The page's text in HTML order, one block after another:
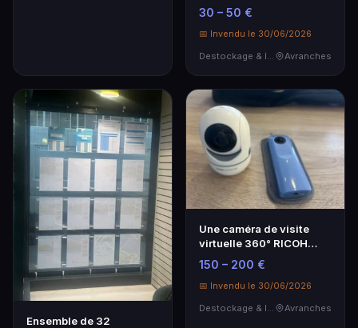
dont quatre dépareil…
30 – 50 €
📅 Invendu le 30/06/2026
Destockage & Invendus
Avranches
Ensemble de 32
Une caméra de visite
virtuelle 360° RICOH
Theta avec trépied…
150 – 200 €
📅 Invendu le 30/06/2026
Avranches